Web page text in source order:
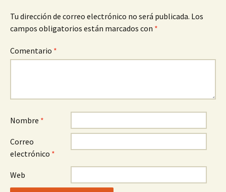
Tu dirección de correo electrónico no será publicada. Los
campos obligatorios están marcados con *
Comentario *
Nombre *
Correo
electrónico *
Web